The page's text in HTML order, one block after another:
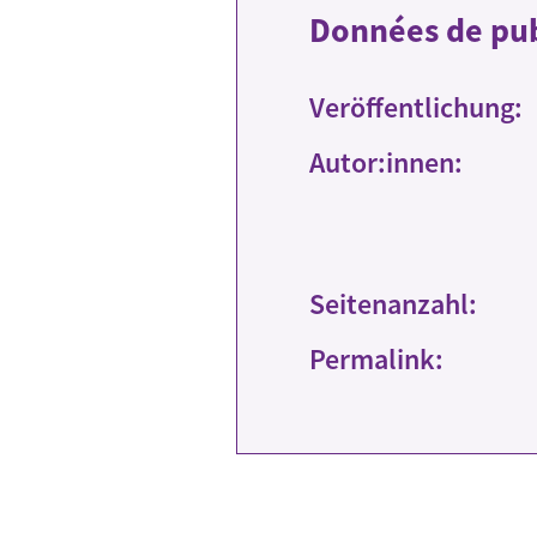
Données de
Veröffentlichung:
Autor:innen:
Seitenanzahl:
Permalink: